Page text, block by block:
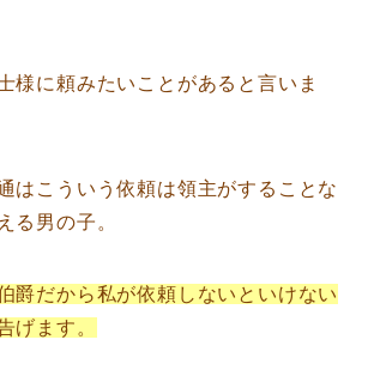
様に頼みたいことがあると言いま
はこういう依頼は領主がすることな
る男の子。
爵だから私が依頼しないといけない
げます。